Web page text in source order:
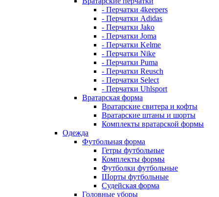
- Перчатки 4keepers
- Перчатки Adidas
- Перчатки Jako
- Перчатки Joma
- Перчатки Kelme
- Перчатки Nike
- Перчатки Puma
- Перчатки Reusch
- Перчатки Select
- Перчатки Uhlsport
Вратарская форма
Вратарские свитера и кофты
Вратарские штаны и шорты
Комплекты вратарской формы
Одежда
Футбольная форма
Гетры футбольные
Комплекты формы
Футболки футбольные
Шорты футбольные
Судейская форма
Головные уборы